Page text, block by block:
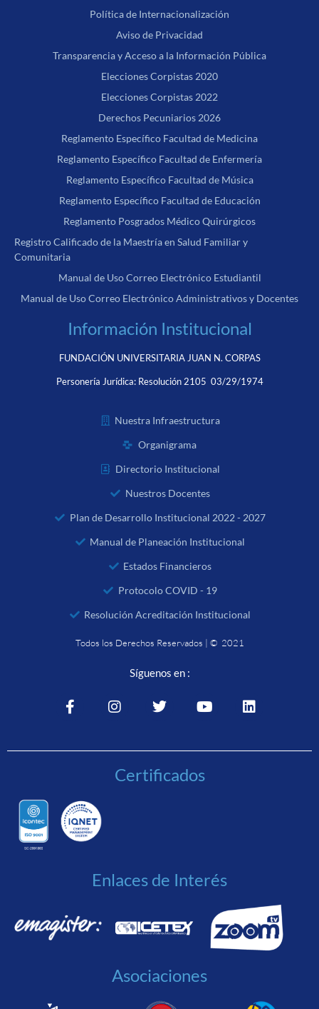
Política de Internacionalización
Aviso de Privacidad
Transparencia y Acceso a la Información Pública
Elecciones Corpistas 2020
Elecciones Corpistas 2022
Derechos Pecuniarios 2026
Reglamento Específico Facultad de Medicina
Reglamento Específico Facultad de Enfermería
Reglamento Específico Facultad de Música
Reglamento Específico Facultad de Educación
Reglamento Posgrados Médico Quirúrgicos
Registro Calificado de la Maestría en Salud Familiar y
Comunitaria
Manual de Uso Correo Electrónico Estudiantil
Manual de Uso Correo Electrónico Administrativos y Docentes
Información Institucional
FUNDACIÓN UNIVERSITARIA JUAN N. CORPAS
Personería Jurídica: Resolución 2105 03/29/1974
Nuestra Infraestructura
Organigrama
Directorio Institucional
Nuestros Docentes
Plan de Desarrollo Institucional 2022 - 2027
Manual de Planeación Institucional
Estados Financieros
Protocolo COVID - 19
Resolución Acreditación Institucional
Todos los Derechos Reservados | © 2021
Síguenos en :
Certificados
Enlaces de Interés
Asociaciones